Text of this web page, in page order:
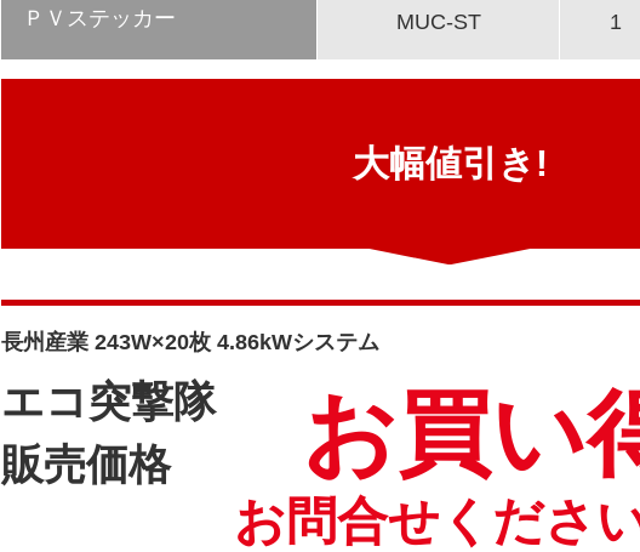
ＰＶステッカー MUC-ST 1
大幅値引き!
長州産業 243W×20枚 4.86kWシステム
エコ突撃隊
販売価格
お買い
お問合せくださ